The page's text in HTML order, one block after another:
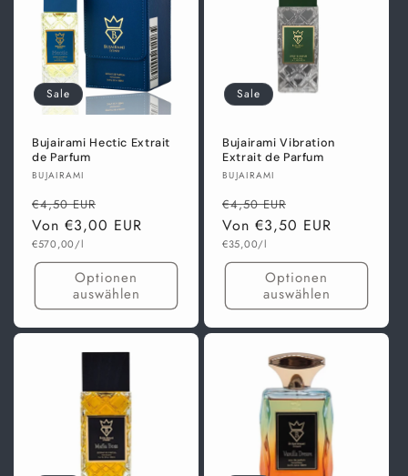
Sale
Bujairami Hectic Extrait
de Parfum
Anbieter:
BUJAIRAMI
Normaler
Preis
€4,50 EUR
Von €3,00 EUR
Grundpreis
€570,00/l
Optionen
auswählen
Sale
Bujairami Vibration
Extrait de Parfum
Anbieter:
BUJAIRAMI
Normaler
Preis
€4,50 EUR
Von €3,50 EUR
Grundpreis
€35,00/l
Optionen
auswählen